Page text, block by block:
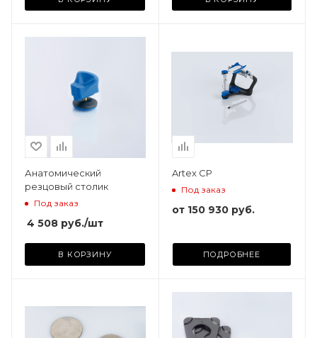
Анатомический
резцовый столик
Под заказ
4 508 руб./шт
В КОРЗИНУ
Artex CP
Под заказ
от 150 930 руб.
ПОДРОБНЕЕ